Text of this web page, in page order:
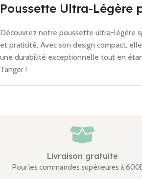
Poussette Ultra-Légère
Découvrez notre poussette ultra-légère
et praticité. Avec son design compact,
une durabilité exceptionnelle tout en
Tanger !
Livraison gratuite
Pour les commandes supérieures à